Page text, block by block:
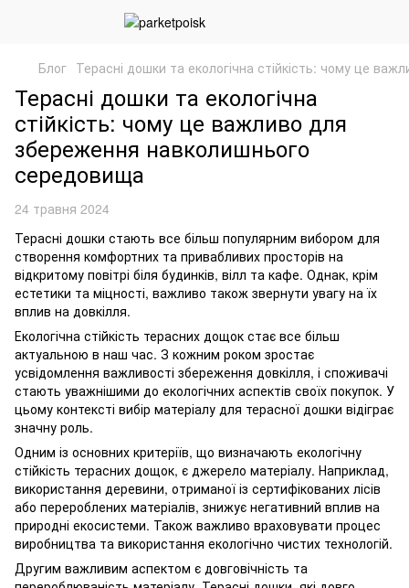
Блог Терасні дошки та екологічна стійкість: чому це
Терасні дошки та екологічна
стійкість: чому це важливо для
збереження навколишнього
середовища
24 травня 2024
Терасні дошки стають все більш популярним вибором для
створення комфортних та привабливих просторів на
відкритому повітрі біля будинків, вілл та кафе. Однак, крім
естетики та міцності, важливо також звернути увагу на їх
вплив на довкілля.
Екологічна стійкість терасних дощок стає все більш
актуальною в наш час. З кожним роком зростає
усвідомлення важливості збереження довкілля, і споживачі
стають уважнішими до екологічних аспектів своїх покупок. У
цьому контексті вибір матеріалу для терасної дошки відіграє
значну роль.
Одним із основних критеріїв, що визначають екологічну
стійкість терасних дощок, є джерело матеріалу. Наприклад,
використання деревини, отриманої із сертифікованих лісів
або перероблених матеріалів, знижує негативний вплив на
природні екосистеми. Також важливо враховувати процес
виробництва та використання екологічно чистих технологій.
Другим важливим аспектом є довговічність та